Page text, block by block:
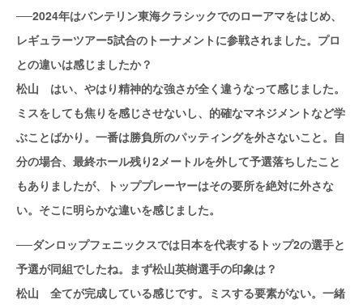
──2024年はバンテリン東海クラシックでのローアマをはじめ、
レギュラーツアー5試合のトーナメントに参戦されました。プロ
との違いは感じましたか？
松山 はい、やはり精神的な強さが全く違うなって感じました。
ミスをしても焦りを感じさせないし、的確なマネジメントなど学
ぶことばかり。一番は勝負所のパッティングを外さないこと。自
分の場合、最終ホール残り2メートルを外して予選落ちしたこと
もありましたが、トッププレーヤーはその要所を絶対に外さな
い。そこに明らかな違いを感じました。
──ダンロップフェニックスでは日本を代表するトップ2の選手と
予選が同組でしたね。まず松山英樹選手の印象は？
松山 全てが完成している感じです。ミスする要素がない。一緒